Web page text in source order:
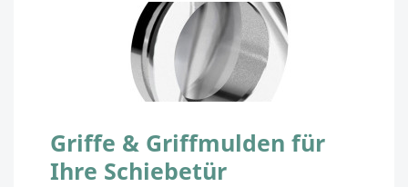
Griffe & Griffmulden für
Ihre Schiebetür